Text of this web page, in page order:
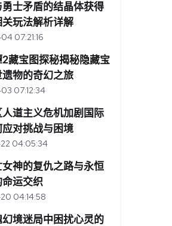
士矛盾的结晶体获得
玩法解析详解
07:21:16
2藏宝图探秘揭秘隐藏宝
物的奇幻之旅
07:12:34
道主义危机加剧国际
对挑战与困境
04:05:34
女神的复仇之路与永恒
运交织
04:14:58
境迷局中困扰心灵的